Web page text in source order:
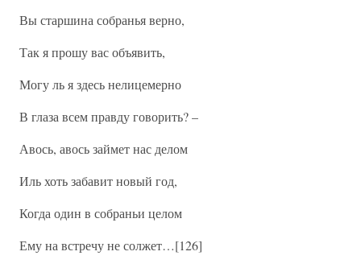
Вы старшина собранья верно,
Так я прошу вас объявить,
Могу ль я здесь нелицемерно
В глаза всем правду говорить? –
Авось, авось займет нас делом
Иль хоть забавит новый год,
Когда один в собраньи целом
Ему на встречу не солжет…[126]